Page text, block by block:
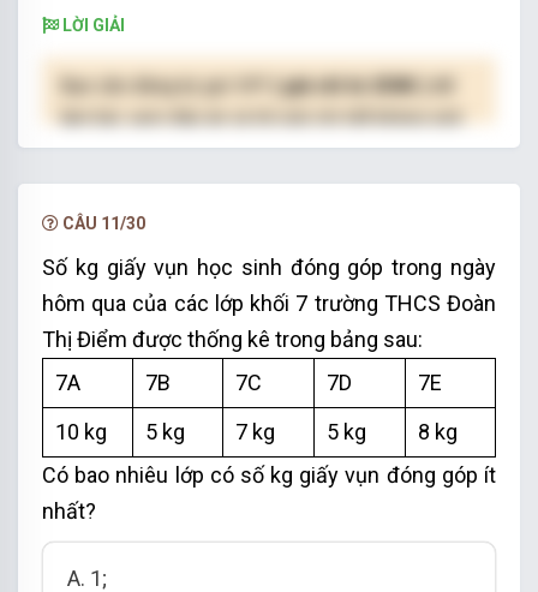
LỜI GIẢI
( giá chỉ từ 250K )
hạn.
CÂU 11/30
Số kg giấy vụn học sinh đóng góp trong ngày
hôm qua của các lớp khối 7 trường THCS Đoàn
Thị Điểm được thống kê trong bảng sau:
7A
7B 7C 7D
7E
10 kg
5 kg 7 kg 5 kg
8 kg
Có bao nhiêu lớp có số kg giấy vụn đóng góp ít
nhất?
A. 1;